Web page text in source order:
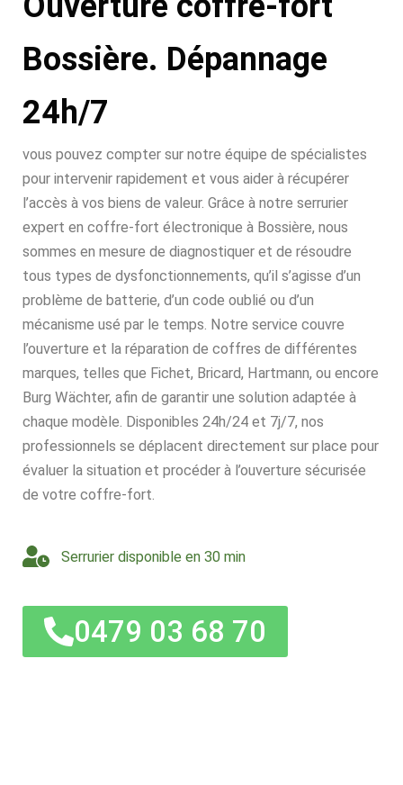
Bossière. Dépannage
24h/7
vous pouvez compter sur notre équipe de spécialistes
pour intervenir rapidement et vous aider à récupérer
l’accès à vos biens de valeur. Grâce à notre serrurier
expert en coffre-fort électronique à Bossière, nous
sommes en mesure de diagnostiquer et de résoudre
tous types de dysfonctionnements, qu’il s’agisse d’un
problème de batterie, d’un code oublié ou d’un
mécanisme usé par le temps. Notre service couvre
l’ouverture et la réparation de coffres de différentes
marques, telles que Fichet, Bricard, Hartmann, ou encore
Burg Wächter, afin de garantir une solution adaptée à
chaque modèle. Disponibles 24h/24 et 7j/7, nos
professionnels se déplacent directement sur place pour
évaluer la situation et procéder à l’ouverture sécurisée
de votre coffre-fort.
Serrurier disponible en 30 min
0479 03 68 70